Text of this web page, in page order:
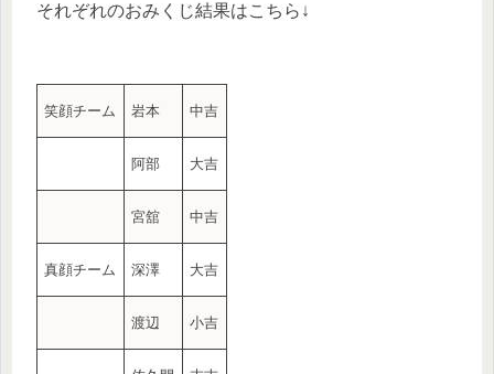
それぞれのおみくじ結果はこちら↓
笑顔チーム 岩本 中吉
阿部 大吉
宮舘 中吉
真顔チーム 深澤 大吉
渡辺 小吉